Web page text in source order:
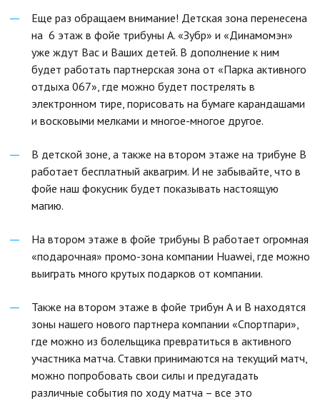
Еще раз обращаем внимание! Детская зона перенесена
на 6 этаж в фойе трибуны А. «Зубр» и «Динамомэн»
уже ждут Вас и Ваших детей. В дополнение к ним
будет работать партнерская зона от «Парка активного
отдыха 067», где можно будет пострелять в
электронном тире, порисовать на бумаге карандашами
и восковыми мелками и многое-многое другое.
В детской зоне, а также на втором этаже на трибуне В
работает бесплатный аквагрим. И не забывайте, что в
фойе наш фокусник будет показывать настоящую
магию.
На втором этаже в фойе трибуны В работает огромная
«подарочная» промо-зона компании Huawei, где можно
выиграть много крутых подарков от компании.
Также на втором этаже в фойе трибун А и В находятся
зоны нашего нового партнера компании «Спортпари»,
где можно из болельщика превратиться в активного
участника матча. Ставки принимаются на текущий матч,
можно попробовать свои силы и предугадать
различные события по ходу матча – все это